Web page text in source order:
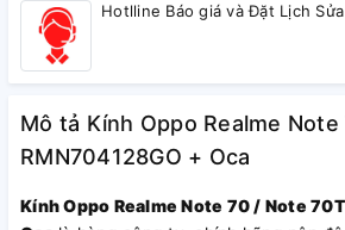
Hotlline Báo giá và Đặt Lịch
Mô tả Kính Oppo Realme
RMN704128GO + Oca
Kính Oppo Realme Note 70 / Note